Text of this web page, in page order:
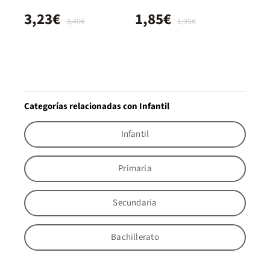
3,40€
3,23€ 1,95€
1,85€
Categorías relacionadas con Infantil
Infantil
Primaria
Secundaria
Bachillerato